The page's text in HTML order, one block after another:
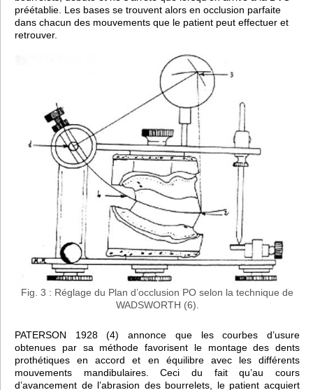
préétablie. Les bases se trouvent alors en occlusion parfaite
dans chacun des mouvements que le patient peut effectuer et
retrouver.
Fig. 3 : Réglage du Plan d’occlusion PO selon la technique de
WADSWORTH (6).
PATERSON 1928 (4) annonce que les courbes d’usure
obtenues par sa méthode favorisent le montage des dents
prothétiques en accord et en équilibre avec les différents
mouvements mandibulaires. Ceci du fait qu’au cours
d’avancement de l’abrasion des bourrelets, le patient acquiert